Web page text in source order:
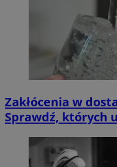
Zakłócenia w
Sprawdź, których